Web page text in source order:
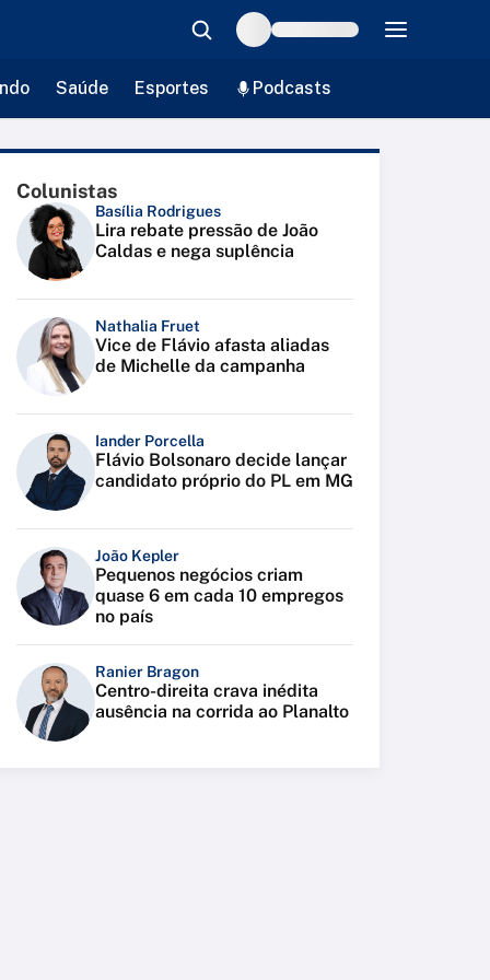
Saúde Esportes Podcasts
Colunistas
Basília Rodrigues
Lira rebate pressão de João
Caldas e nega suplência
Nathalia Fruet
Vice de Flávio afasta aliadas
de Michelle da campanha
Iander Porcella
Flávio Bolsonaro decide lançar
candidato próprio do PL em MG
João Kepler
Pequenos negócios criam
quase 6 em cada 10 empregos
no país
Ranier Bragon
Centro-direita crava inédita
ausência na corrida ao Planalto